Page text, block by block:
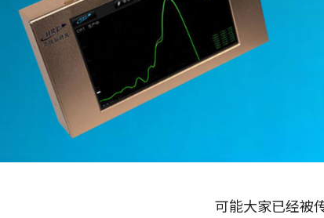
可能大家已经被